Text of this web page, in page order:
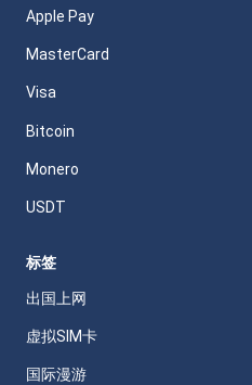
Apple Pay
MasterCard
Visa
Bitcoin
Monero
USDT
标签
出国上网
虚拟SIM卡
国际漫游